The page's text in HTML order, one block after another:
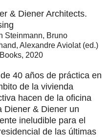
& Diener Architects.
Steinmann, Bruno
Alexandre Aviolat (ed.)
2020
40 años de práctica en
de la vivienda
hacen de la oficina
Diener & Diener un
ineludible para el
de las últimas